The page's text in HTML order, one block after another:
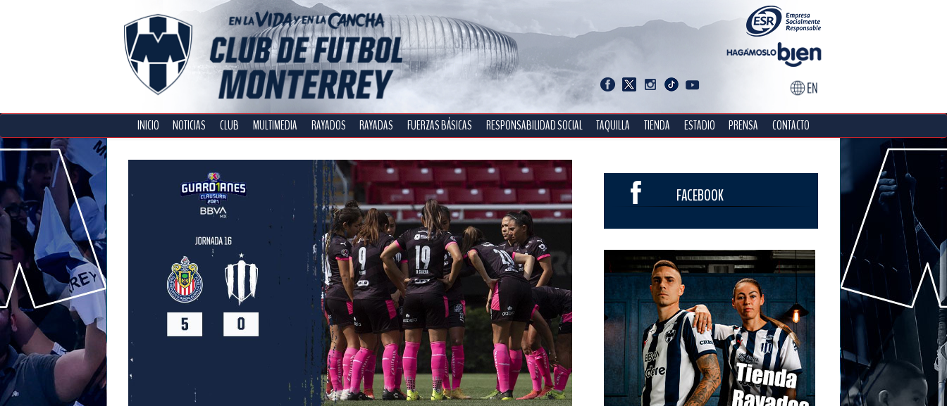
INICIO NOTICIAS CLUB MULTIMEDIA RAYADOS RAYADAS FUERZAS BÁSICAS RESPONSABILIDAD SOCIAL TAQUILLA TIENDA ESTADIO PRENSA CONTACTO
FACEBOOK